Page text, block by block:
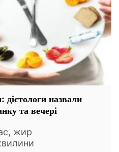
дієтологи назвали
та вечері
жир